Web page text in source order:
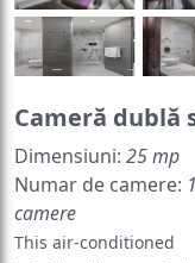
Cameră dublă
Dimensiuni: 25 mp
Numar de camere:
camere
This air-conditioned